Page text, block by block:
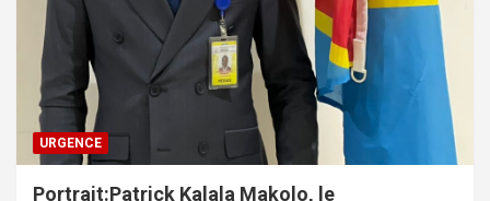
URGENCE
Portrait:Patrick Kalala Makolo, le